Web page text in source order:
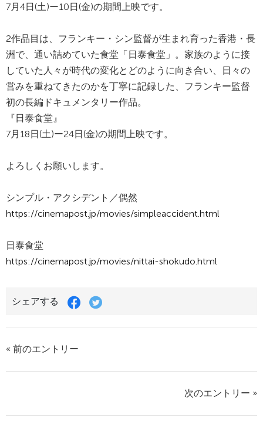
7月4日(土)ー10日(金)の期間上映です。
2作品目は、フランキー・シン監督が生まれ育った香港・長
洲で、通い詰めていた食堂「日泰食堂」。家族のように接
していた人々が時代の変化とどのように向き合い、日々の
営みを重ねてきたのかを丁寧に記録した、フランキー監督
初の長編ドキュメンタリー作品。
『日泰食堂』
7月18日(土)ー24日(金)の期間上映です。
よろしくお願いします。
シンプル・アクシデント／偶然
https://cinemapost.jp/movies/simpleaccident.html
日泰食堂
https://cinemapost.jp/movies/nittai-shokudo.html
シェアする
« 前のエントリー
次のエントリー »